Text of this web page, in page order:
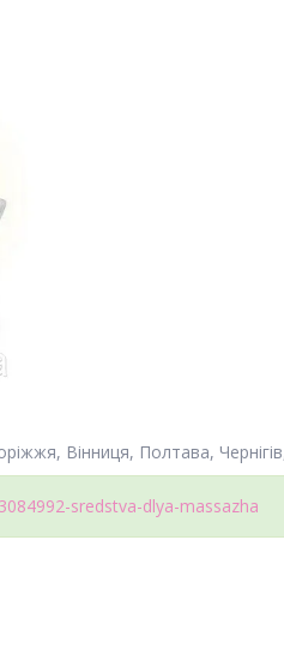
Вінниця, Полтава,
sredstva-dlya-massazha